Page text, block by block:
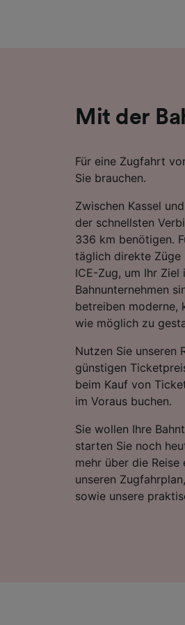
Mit der
Für eine Zugfahrt
Sie brauchen.
Zwischen Kassel
der schnellsten
336 km benötigen.
täglich direkte Züge
ICE-Zug, um Ihr
Bahnunternehmen
betreiben moderne,
wie möglich zu
Nutzen Sie unseren
günstigen
beim Kauf von
im Voraus buchen.
Sie wollen Ihre
starten Sie noch
mehr über die
unseren
sowie unsere